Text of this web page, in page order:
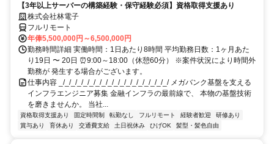
【3年以上サーバーの構築経験・保守経験必須】資格取得支援あり
株式会社林電子
フルリモート
年俸5,500,000円～6,500,000円
勤務時間詳細 実働時間：1日あたり8時間 平均勤務日数：1ヶ月あた
り19日 〜 20日 ⏰9:00～18:00（休憩60分） ※案件状況により時間外
勤務が 発生する場合がございます。
仕事内容 _/_/_/_/_/_/_/_/_/_/_/_/_/_/_/_/_/_/ メガバンク基盤を支える
インフラエンジニア募集 金融インフラの最前線で、 本物の基盤技術
を磨きませんか。 当社...
資格取得支援あり 固定時間制 転勤なし フルリモート 経験者歓迎
研修あり
賞与あり
育休あり 交通費支給 土日祝休み ひげOK 髪型・髪色自由